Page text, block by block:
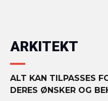
ARKITEKT
ALT KAN TILPASSES
DERES ØNSKER OG